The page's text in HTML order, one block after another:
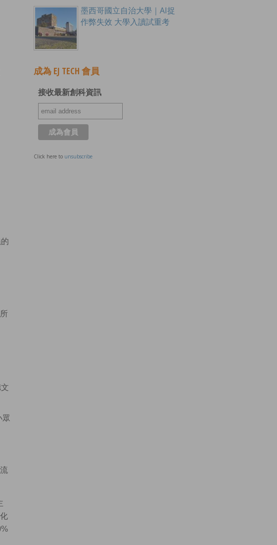
眾
墨西哥國立自治大學｜AI捉
作弊失效 大學入讀試重考
成為 EJ TECH 會員
接收最新創科資訊
Click here to unsubscribe